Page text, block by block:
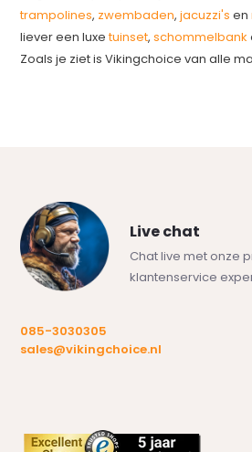
trampolines, zwembaden,jacuzzi's en
liever een luxetuinset,schommelbank
Zoals je ziet is Vikingchoice van alle
Live chat
Chat live met onze
klantenservice
085-3030305
sales@vikingchoice.nl